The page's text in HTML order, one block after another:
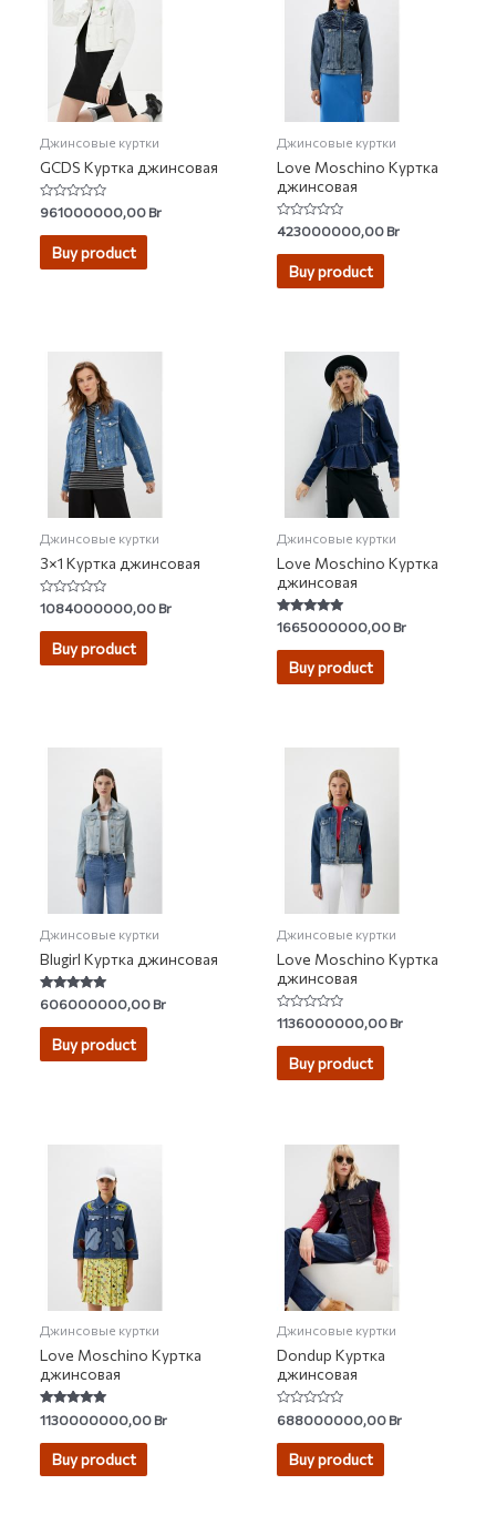
Джинсовые куртки
GCDS Куртка джинсовая
Rated
0
out
961000000,00Br
Buy product
Джинсовые куртки
Love Moschino Куртка
джинсовая
Rated
0
out
423000000,00Br
Buy product
Джинсовые куртки
3×1 Куртка джинсовая
Rated
0
out
1084000000,00Br
Buy product
Джинсовые куртки
Love Moschino Куртка
джинсовая
Rated
4.80
out of 5
1665000000,00Br
Buy product
Джинсовые куртки
Blugirl Куртка джинсовая
Rated
5.00
out of 5
606000000,00Br
Buy product
Джинсовые куртки
Love Moschino Куртка
джинсовая
Rated
0
out
1136000000,00Br
Buy product
Джинсовые куртки
Love Moschino Куртка
джинсовая
Rated
5.00
out of 5
1130000000,00Br
Buy product
Джинсовые куртки
Dondup Куртка
джинсовая
Rated
0
out
688000000,00Br
Buy product